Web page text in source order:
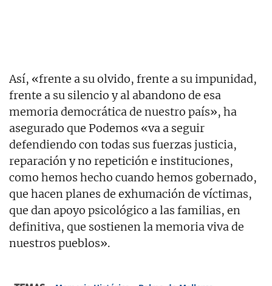
Así, «frente a su olvido, frente a su impunidad,
frente a su silencio y al abandono de esa
memoria democrática de nuestro país», ha
asegurado que Podemos «va a seguir
defendiendo con todas sus fuerzas justicia,
reparación y no repetición e instituciones,
como hemos hecho cuando hemos gobernado,
que hacen planes de exhumación de víctimas,
que dan apoyo psicológico a las familias, en
definitiva, que sostienen la memoria viva de
nuestros pueblos».